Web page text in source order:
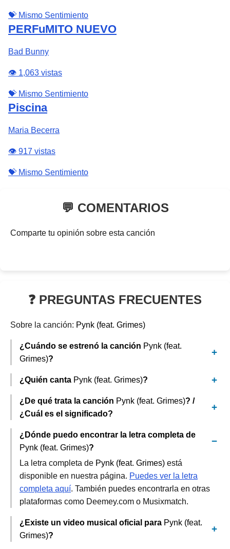
💝 Mismo Sentimiento
PERFuMITO NUEVO
Bad Bunny
👁️ 1,063 vistas
💝 Mismo Sentimiento
Piscina
Maria Becerra
👁️ 917 vistas
💝 Mismo Sentimiento
💬 COMENTARIOS
Comparte tu opinión sobre esta canción
❓ PREGUNTAS FRECUENTES
Sobre la canción: Pynk (feat. Grimes)
¿Cuándo se estrenó la canción Pynk (feat.
Grimes)?
¿Quién canta Pynk (feat. Grimes)?
¿De qué trata la canción Pynk (feat. Grimes)? /
¿Cuál es el significado?
¿Dónde puedo encontrar la letra completa de
Pynk (feat. Grimes)?
La letra completa de Pynk (feat. Grimes) está
disponible en nuestra página. Puedes ver la letra
completa aquí. También puedes encontrarla en otras
plataformas como Deemey.com o Musixmatch.
¿Existe un video musical oficial para Pynk (feat.
Grimes)?